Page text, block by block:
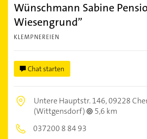
Wünschmann Sabine
Wiesengrund”
KLEMPNEREIEN
Chat starten
Untere Hauptstr. 146,09228
(Wittgensdorf)
5,6 km
037200 8 84 93